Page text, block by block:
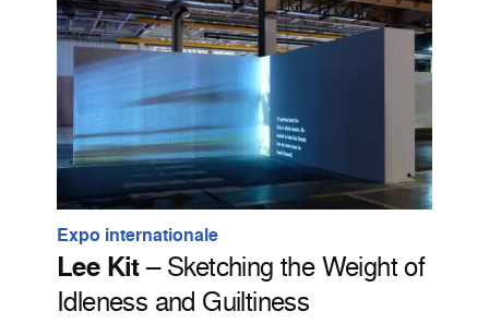
Expo internationale
Lee Kit– Sketching the Weight of
Idleness and Guiltiness